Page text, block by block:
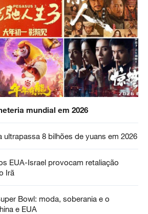
mundial em 2026
ultrapassa 8 bilhões de yuans em 2026
EUA-Israel provocam retaliação
Irã
Bowl: moda, soberania e o
e EUA